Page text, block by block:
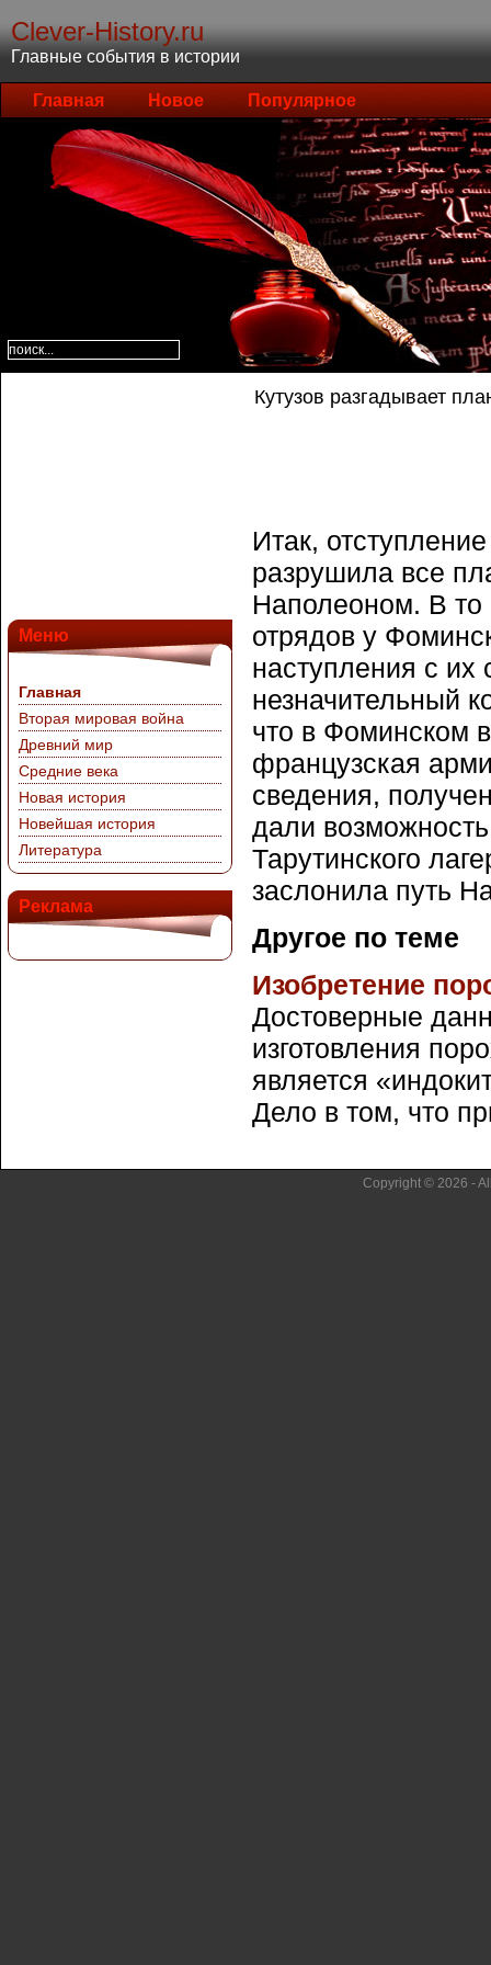
Clever-History.ru
Главные события в истории
Главная Новое Популярное
Меню
Главная
Вторая мировая война
Древний мир
Средние века
Новая история
Новейшая история
Литература
Реклама
Кутузов разгадывает
Итак,
разрушила все
Наполеоном. В то
отрядов у
наступления с их
незначительный
что в Фоминском
французская
сведения,
дали
Тарутинского
заслонила путь
Другое по теме
Изобретение
Достоверные
изготовления
является
Дело в том, что
Copyright © 2026 -